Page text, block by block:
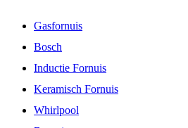
Gasfornuis
Bosch
Inductie Fornuis
Keramisch Fornuis
Whirlpool